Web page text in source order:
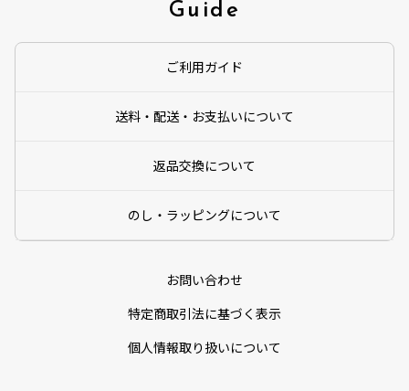
Guide
ご利用ガイド
送料・配送・お支払いについて
返品交換について
のし・ラッピングについて
お問い合わせ
特定商取引法に基づく表示
個人情報取り扱いについて